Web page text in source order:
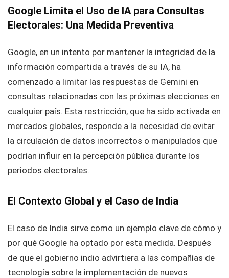
Google Limita el Uso de IA para Consultas
Electorales: Una Medida Preventiva
Google, en un intento por mantener la integridad de la
información compartida a través de su IA, ha
comenzado a limitar las respuestas de Gemini en
consultas relacionadas con las próximas elecciones en
cualquier país. Esta restricción, que ha sido activada en
mercados globales, responde a la necesidad de evitar
la circulación de datos incorrectos o manipulados que
podrían influir en la percepción pública durante los
periodos electorales.
El Contexto Global y el Caso de India
El caso de India sirve como un ejemplo clave de cómo y
por qué Google ha optado por esta medida. Después
de que el gobierno indio advirtiera a las compañías de
tecnología sobre la implementación de nuevos